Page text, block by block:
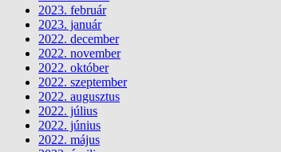
2023. február
2023. január
2022. december
2022. november
2022. október
2022. szeptember
2022. augusztus
2022. július
2022. június
2022. május